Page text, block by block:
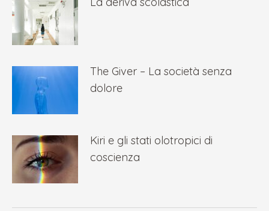
The Giver – La società senza
dolore
Kiri e gli stati olotropici di
coscienza